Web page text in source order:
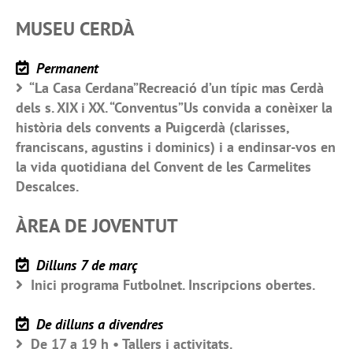
MUSEU CERDÀ
Permanent
“La Casa Cerdana”Recreació d’un típic mas Cerdà
dels s. XIX i XX. “Conventus”Us convida a conèixer la
història dels convents a Puigcerdà (clarisses,
franciscans, agustins i dominics) i a endinsar-vos en
la vida quotidiana del Convent de les Carmelites
Descalces.
ÀREA DE JOVENTUT
Dilluns 7 de març
Inici programa Futbolnet. Inscripcions obertes.
De dilluns a divendres
De 17 a 19 h • Tallers i activitats.